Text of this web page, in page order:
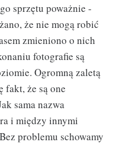
sprzętu poważnie -
że nie mogą robić
zmieniono o nich
fotografie są
Ogromną zaletą
fakt, że są one
sama nazwa
i między innymi
problemu schowamy